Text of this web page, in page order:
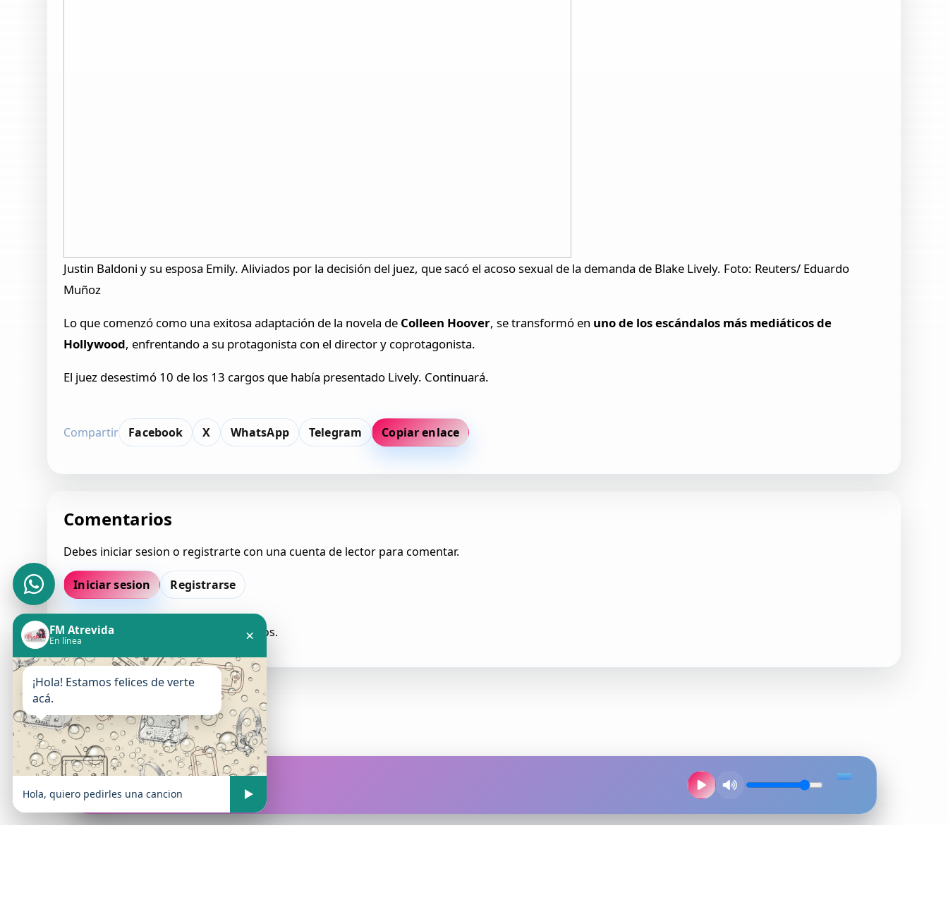
Justin Baldoni y su esposa Emily. Aliviados por la decisión del juez, que sacó el acoso sexual de la demanda de Blake Lively. Foto: Reuters/ Eduardo
Muñoz
Lo que comenzó como una exitosa adaptación de la novela de Colleen Hoover, se transformó en uno de los escándalos más mediáticos de
Hollywood, enfrentando a su protagonista con el director y coprotagonista.
El juez desestimó 10 de los 13 cargos que había presentado Lively. Continuará.
Compartir Facebook X WhatsApp Telegram Copiar enlace
Comentarios
Debes iniciar sesion o registrarte con una cuenta de lector para comentar.
Iniciar sesion Registrarse
Todavia no hay comentarios aprobados.
FM Atrevida
En vivo
FM Atrevida
En línea ×
¡Hola! Estamos felices de verte
acá.